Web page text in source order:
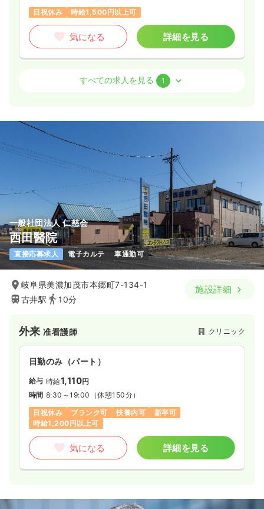
日祝休み
時給1,500円以上可
気になる 詳細を見る
給与
※一例
8:00～19:00（休憩60分）
日祝休み
月給21万円以上可
気になる 詳細を見る
すべての求人を見る 1
一般社団法人 仁慈会
西田醫院
直接応募求人 電子カルテ 車通勤可
岐阜県美濃加茂市本郷町7-134-1
古井駅
10分
施設詳細
外来准看護師 クリニック
日勤のみ（パート）
給与 時給1,110円
時間 8:30～19:00 （休憩150分）
日祝休み
ブランク可 扶養内可
新卒可
時給1,200円以上可
気になる 詳細を見る